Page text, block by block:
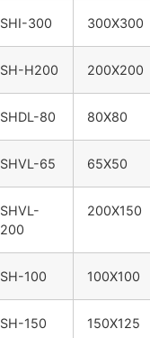
SHI-300 300X300
SH-H200 200X200
SHDL-80 80X80
SHVL-65 65X50
SHVL-
200
200X150
SH-100 100X100
SH-150 150X125